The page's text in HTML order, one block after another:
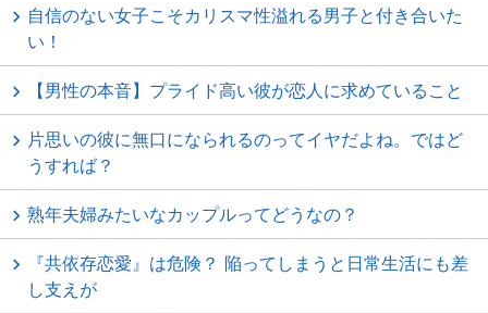
自信のない女子こそカリスマ性溢れる男子と付き合いた
い！
【男性の本音】プライド高い彼が恋人に求めていること
片思いの彼に無口になられるのってイヤだよね。ではど
うすれば？
熟年夫婦みたいなカップルってどうなの？
『共依存恋愛』は危険？ 陥ってしまうと日常生活にも差
し支えが